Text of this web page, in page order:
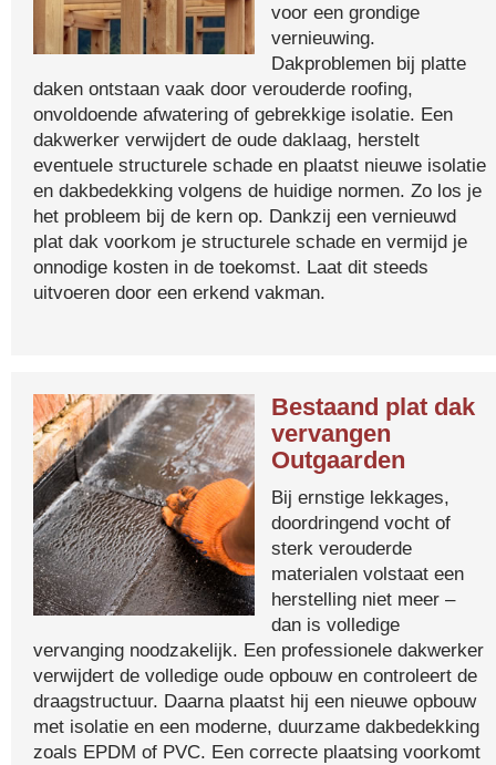
voor een grondige
vernieuwing.
Dakproblemen bij platte
daken ontstaan vaak door verouderde roofing,
onvoldoende afwatering of gebrekkige isolatie. Een
dakwerker verwijdert de oude daklaag, herstelt
eventuele structurele schade en plaatst nieuwe isolatie
en dakbedekking volgens de huidige normen. Zo los je
het probleem bij de kern op. Dankzij een vernieuwd
plat dak voorkom je structurele schade en vermijd je
onnodige kosten in de toekomst. Laat dit steeds
uitvoeren door een erkend vakman.
Bestaand plat dak
vervangen
Outgaarden
Bij ernstige lekkages,
doordringend vocht of
sterk verouderde
materialen volstaat een
herstelling niet meer –
dan is volledige
vervanging noodzakelijk. Een professionele dakwerker
verwijdert de volledige oude opbouw en controleert de
draagstructuur. Daarna plaatst hij een nieuwe opbouw
met isolatie en een moderne, duurzame dakbedekking
zoals EPDM of PVC. Een correcte plaatsing voorkomt